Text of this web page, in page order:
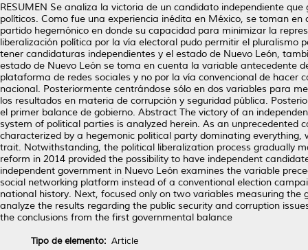
RESUMEN Se analiza la victoria de un candidato independiente
políticos. Como fue una experiencia inédita en México, se toman
partido hegemónico en donde su capacidad para minimizar la
liberalización política por la vía electoral pudo permitir el pluralismo
tener candidaturas independientes y el estado de Nuevo León,
estado de Nuevo León se toma en cuenta la variable antecedente
plataforma de redes sociales y no por la vía convencional de hacer
nacional. Posteriormente centrándose sólo en dos variables para
los resultados en materia de corrupción y seguridad pública.
el primer balance de gobierno. Abstract The victory of an
system of political parties is analyzed herein. As an unprecedented
characterized by a hegemonic political party dominating
trait. Notwithstanding, the political liberalization process gradually
reform in 2014 provided the possibility to have independent
independent government in Nuevo León examines the variable
social networking platform instead of a conventional election
national history. Next, focused only on two variables measuring
analyze the results regarding the public security and corruption
the conclusions from the first governmental balance
Tipo de elemento: Article